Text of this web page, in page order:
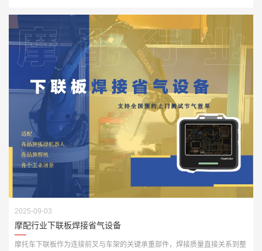
2025-09-03
摩配行业下联板焊接省气设备
摩托车下联板作为连接前叉与车架的关键承重部件，焊接质量直接关系到整